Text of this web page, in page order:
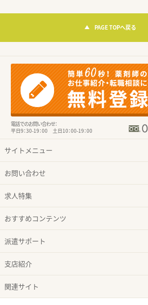
PAGE TOPへ戻る
電話でのお問い合わせ：
平日9：30-19：00 土日10：00-19：00
サイトメニュー
お問い合わせ
求人特集
おすすめコンテンツ
派遣サポート
支店紹介
関連サイト